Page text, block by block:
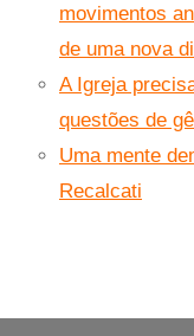
movimentos
de uma nova
A Igreja
questões de
Uma mente
Recalcati